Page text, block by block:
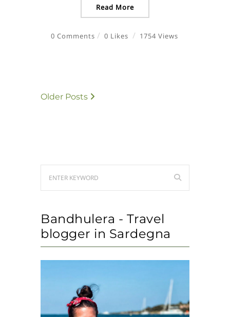
Read More
0 Comments 0 Likes 1754 Views
Older Posts
Bandhulera - Travel
blogger in Sardegna